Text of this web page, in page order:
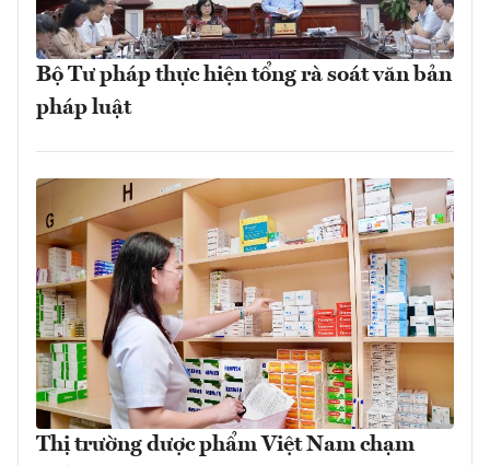
Bộ Tư pháp thực hiện tổng rà soát văn bản
pháp luật
Thị trường dược phẩm Việt Nam chạm